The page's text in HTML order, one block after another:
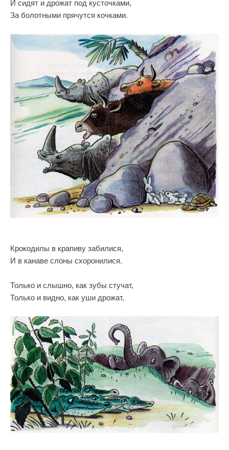
И сидят и дрожат под кусточками,
За болотными прячутся кочками.
Крокодилы в крапиву забилися,
И в канаве слоны схоронилися.
Только и слышно, как зубы стучат,
Только и видно, как уши дрожат,